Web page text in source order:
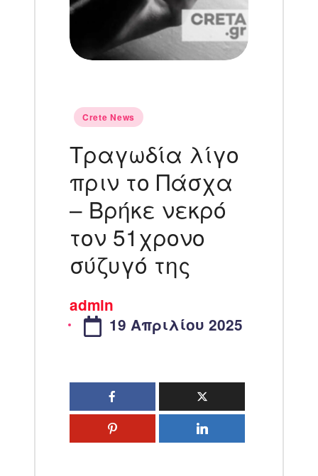
Crete News
Τραγωδία λίγο
πριν το Πάσχα
– Βρήκε νεκρό
τον 51χρονο
σύζυγό της
admin
19 Απριλίου 2025